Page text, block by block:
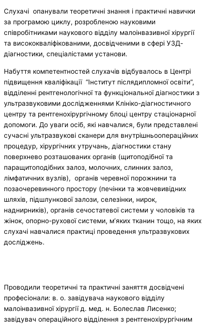
Слухачі опанували теоретичні знання і практичні навички
за програмою циклу, розробленою науковими
співробітниками наукового відділу малоінвазивної хірургії
та висококваліфікованими, досвідченими в сфері УЗД-
діагностики, спеціалістами установи.
Набуття компетентностей слухачів відбувалось в Центрі
підвищення кваліфікації “Інститут післядипломної освіти”,
відділенні рентгенологічної та функціональної діагностики з
ультразвуковими дослідженнями Клініко-діагностичного
центру та рентгенохірургічному блоці центру стаціонарної
допомоги. До уваги осіб, які навчалися, були представлені
сучасні ультразвукові сканери для внутрішньоопераційних
процедур, хірургічних утручань, діагностики стану
поверхнево розташованих органів (щитоподібної та
паращитоподібних залоз, молочних, слинних залоз,
лімфатичних вузлів), органів черевної порожнини та
позаочеревинного простору (печінки та жовчевивідних
шляхів, підшлункової залози, селезінки, нирок,
наднирників), органів сечостатевої системи у чоловіків та
жінок, опорно-рухової системи, м’яких тканин тощо, на яких
слухачі навчалися практиці проведення ультразвукових
досліджень.
Проводили теоретичні та практичні заняття досвідчені
професіонали: в. о. завідувача наукового відділу
малоінвазивної хірургії д. мед. н. Болеслав Лисенко;
завідувач операційного відділення з рентгенохірургічним